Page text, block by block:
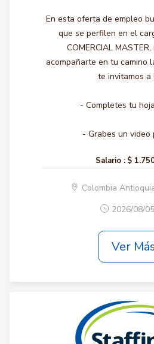
En esta oferta de empleo
que se perfilen en el
COMERCIAL
acompañarte en tu camino
te invitamos a
- Completes tu
- Grabes un video
Salario : $
Colombia
2026/08/05
Ver